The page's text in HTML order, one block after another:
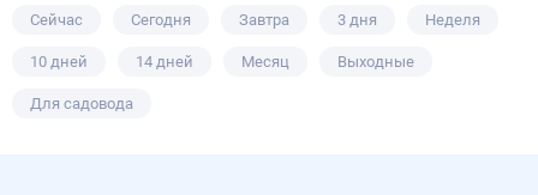
Сейчас Сегодня Завтра 3 дня Неделя
10 дней 14 дней Месяц Выходные
Для садовода